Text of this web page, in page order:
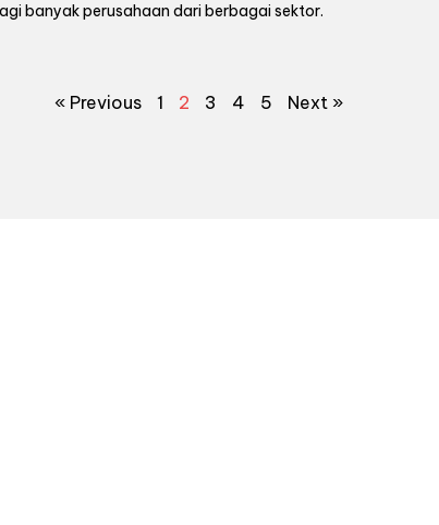
banyak perusahaan dari berbagai sektor.
« Previous 1 2 3 4 5 Next »